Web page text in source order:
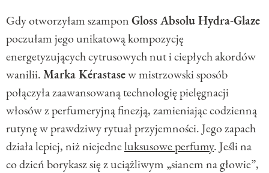
Gdy otworzyłam szamponGloss Absolu Hydra-Glaze
poczułam jego unikatową kompozycję
energetyzujących cytrusowych nut i ciepłych akordów
wanilii.Marka Kérastasew mistrzowski sposób
połączyła zaawansowaną technologię pielęgnacji
włosów z perfumeryjną finezją, zamieniając codzienną
rutynę w prawdziwy rytuał przyjemności. Jego zapach
działa lepiej, niż niejedneluksusowe perfumy. Jeśli na
co dzień borykasz się z uciążliwym „sianem na głowie”,